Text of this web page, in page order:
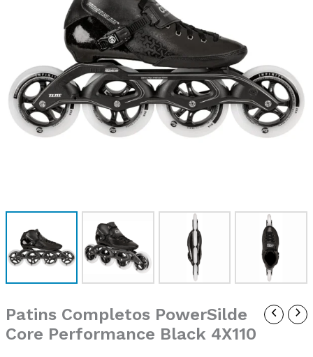
Patins Completos PowerSilde
Core Performance Black 4X110
Performance